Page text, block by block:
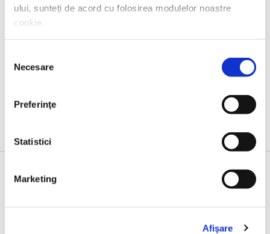
ului, sunteți de acord cu folosirea modulelor noastre
cookie.
consimțământului
Necesare
Preferinţe
Statistici
Marketing
Afişare
Keith Devlin,
Evenimente